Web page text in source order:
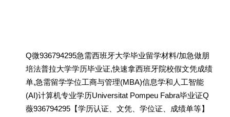
Q微936794295急需西班牙大学毕业留学材料/加急做朋
培法普拉大学学历毕业证,快速拿西班牙院校假文凭成绩
单,急需留学学位工商与管理(MBA)信息学和人工智能
(AI)计算机专业学历Universitat Pompeu Fabra毕业证Q
薇936794295【学历认证、文凭、学位证、成绩单等】